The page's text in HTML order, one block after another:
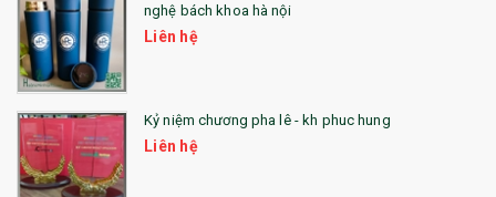
nghệ bách khoa hà nội
Liên hệ
Kỷ niệm chương pha lê - kh phuc hung
Liên hệ